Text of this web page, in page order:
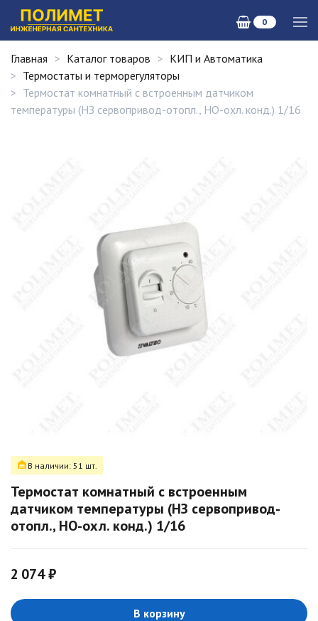
0
Главная Каталог товаров
КИП и Автоматика
Термостаты и терморегуляторы
Термостат комнатный с встроенным датчиком
температуры (НЗ сервопривод-отопл., НО-охл. конд.) 1/16
В наличии: 51 шт.
Термостат комнатный с встроенным
датчиком температуры (НЗ сервопривод-
отопл., НО-охл. конд.) 1/16
2 074 ₽
В корзину